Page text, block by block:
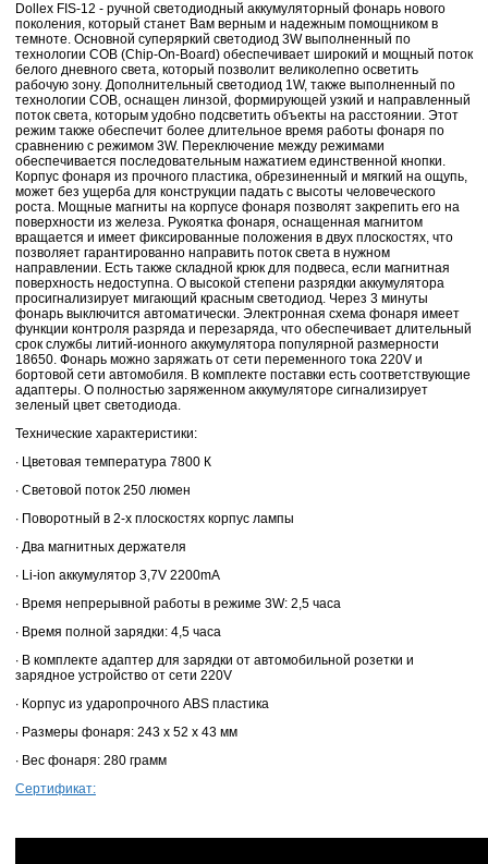
Dollex FIS-12 - ручной светодиодный аккумуляторный фонарь нового
поколения, который станет Вам верным и надежным помощником в
темноте. Основной суперяркий светодиод 3W выполненный по
технологии COB (Chip-On-Board) обеспечивает широкий и мощный поток
белого дневного света, который позволит великолепно осветить
рабочую зону. Дополнительный светодиод 1W, также выполненный по
технологии COB, оснащен линзой, формирующей узкий и направленный
поток света, которым удобно подсветить объекты на расстоянии. Этот
режим также обеспечит более длительное время работы фонаря по
сравнению с режимом 3W. Переключение между режимами
обеспечивается последовательным нажатием единственной кнопки.
Корпус фонаря из прочного пластика, обрезиненный и мягкий на ощупь,
может без ущерба для конструкции падать с высоты человеческого
роста. Мощные магниты на корпусе фонаря позволят закрепить его на
поверхности из железа. Рукоятка фонаря, оснащенная магнитом
вращается и имеет фиксированные положения в двух плоскостях, что
позволяет гарантированно направить поток света в нужном
направлении. Есть также складной крюк для подвеса, если магнитная
поверхность недоступна. О высокой степени разрядки аккумулятора
просигнализирует мигающий красным светодиод. Через 3 минуты
фонарь выключится автоматически. Электронная схема фонаря имеет
функции контроля разряда и перезаряда, что обеспечивает длительный
срок службы литий-ионного аккумулятора популярной размерности
18650. Фонарь можно заряжать от сети переменного тока 220V и
бортовой сети автомобиля. В комплекте поставки есть соответствующие
адаптеры. О полностью заряженном аккумуляторе сигнализирует
зеленый цвет светодиода.
Технические характеристики:
∙ Цветовая температура 7800 К
∙ Световой поток 250 люмен
∙ Поворотный в 2-х плоскостях корпус лампы
∙ Два магнитных держателя
∙ Li-ion аккумулятор 3,7V 2200mA
∙ Время непрерывной работы в режиме 3W: 2,5 часа
∙ Время полной зарядки: 4,5 часа
∙ В комплекте адаптер для зарядки от автомобильной розетки и
зарядное устройство от сети 220V
∙ Корпус из ударопрочного ABS пластика
∙ Размеры фонаря: 243 х 52 х 43 мм
∙ Вес фонаря: 280 грамм
Сертификат: